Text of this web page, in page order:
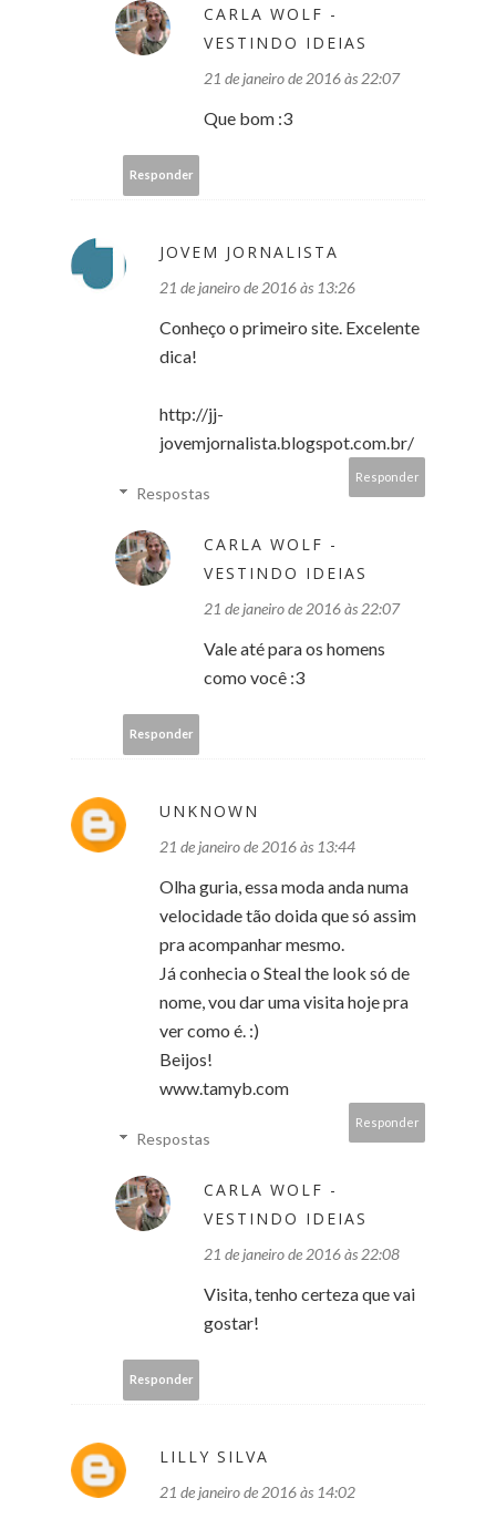
CARLA WOLF -
VESTINDO IDEIAS
21 de janeiro de 2016 às 22:07
Que bom :3
Responder
JOVEM JORNALISTA
21 de janeiro de 2016 às 13:26
Conheço o primeiro site. Excelente
dica!
http://jj-
jovemjornalista.blogspot.com.br/
Responder
Respostas
CARLA WOLF -
VESTINDO IDEIAS
21 de janeiro de 2016 às 22:07
Vale até para os homens
como você :3
Responder
UNKNOWN
21 de janeiro de 2016 às 13:44
Olha guria, essa moda anda numa
velocidade tão doida que só assim
pra acompanhar mesmo.
Já conhecia o Steal the look só de
nome, vou dar uma visita hoje pra
ver como é. :)
Beijos!
www.tamyb.com
Responder
Respostas
CARLA WOLF -
VESTINDO IDEIAS
21 de janeiro de 2016 às 22:08
Visita, tenho certeza que vai
gostar!
Responder
LILLY SILVA
21 de janeiro de 2016 às 14:02